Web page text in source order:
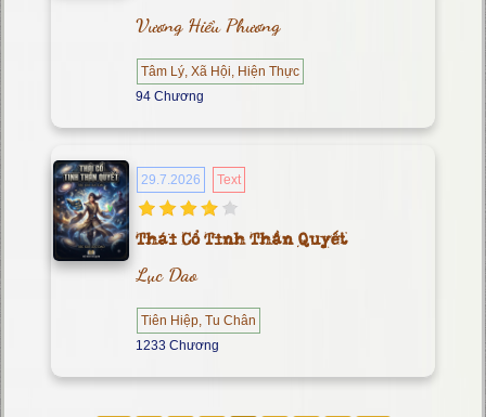
Vương Hiểu Phương
Tâm Lý, Xã Hội, Hiện Thực
94 Chương
29.7.2026 Text
Thái Cổ Tinh Thần Quyết
Lục Dao
Tiên Hiệp, Tu Chân
1233 Chương